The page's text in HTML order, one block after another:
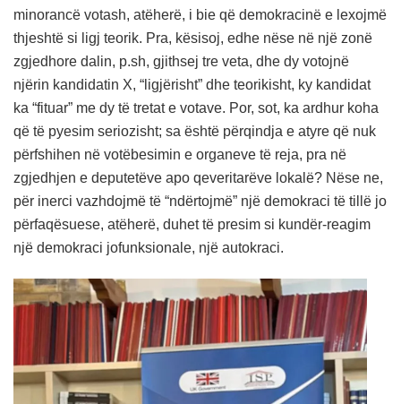
minorancë votash, atëherë, i bie që demokracinë e lexojmë
thjeshtë si ligj teorik. Pra, kësisoj, edhe nëse në një zonë
zgjedhore dalin, p.sh, gjithsej tre veta, dhe dy votojnë
njërin kandidatin X, “ligjërisht” dhe teorikisht, ky kandidat
ka “fituar” me dy të tretat e votave. Por, sot, ka ardhur koha
që të pyesim seriozisht; sa është përqindja e atyre që nuk
përfshihen në votëbesimin e organeve të reja, pra në
zgjedhjen e deputetëve apo qeveritarëve lokalë? Nëse ne,
për inerci vazhdojmë të “ndërtojmë” një demokraci të tillë jo
përfaqësuese, atëherë, duhet të presim si kundër-reagim
një demokraci jofunksionale, një autokraci.